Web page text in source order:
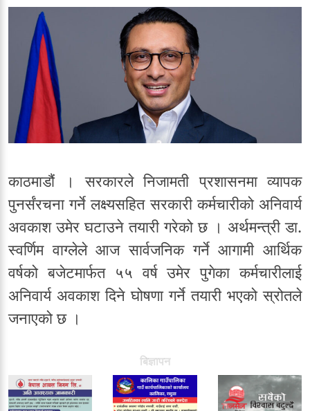
काठमाडौं । सरकारले निजामती प्रशासनमा व्यापक
पुनर्संरचना गर्ने लक्ष्यसहित सरकारी कर्मचारीको अनिवार्य
अवकाश उमेर घटाउने तयारी गरेको छ । अर्थमन्त्री डा.
स्वर्णिम वाग्लेले आज सार्वजनिक गर्ने आगामी आर्थिक
वर्षको बजेटमार्फत ५५ वर्ष उमेर पुगेका कर्मचारीलाई
अनिवार्य अवकाश दिने घोषणा गर्ने तयारी भएको स्रोतले
जनाएको छ ।
बिज्ञापन